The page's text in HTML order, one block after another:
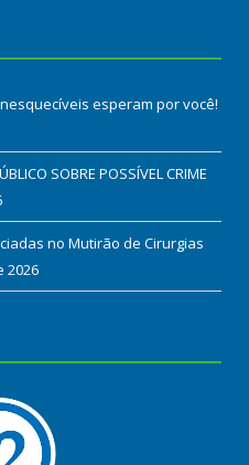
esperam por você!
SOBRE POSSÍVEL CRIME
no Mutirão de Cirurgias
2026